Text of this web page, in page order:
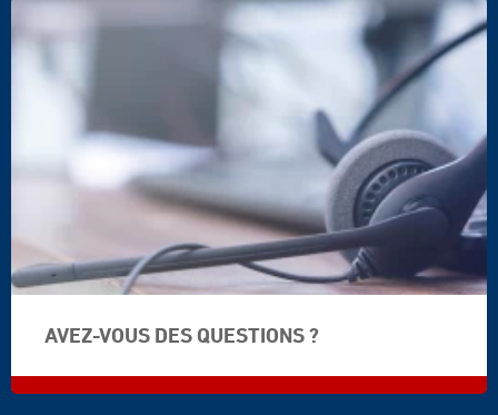
AVEZ-VOUS DES QUESTIONS ?